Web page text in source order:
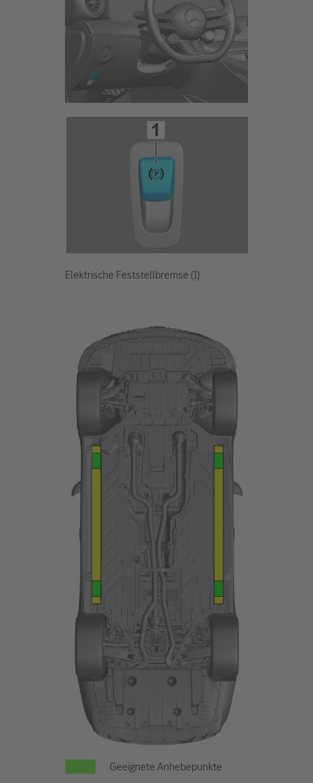
Elektrische Feststellbremse (1)
Geeignete Anhebepunkte